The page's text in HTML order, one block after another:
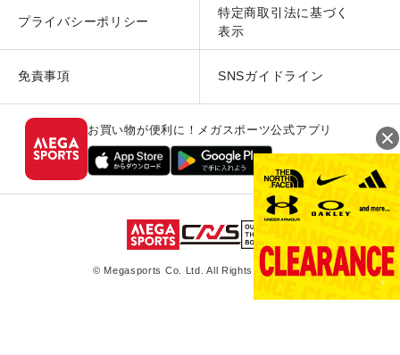
プライバシーポリシー
特定商取引法に基づく
表示
免責事項 SNSガイドライン
お買い物が便利に！メガスポーツ公式アプリ
© Megasports Co. Ltd. All Rights Reserved.